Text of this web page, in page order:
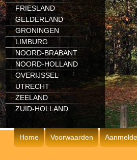
FRIESLAND
GELDERLAND
GRONINGEN
LIMBURG
NOORD-BRABANT
NOORD-HOLLAND
OVERIJSSEL
UTRECHT
ZEELAND
ZUID-HOLLAND
Home Voorwaarden